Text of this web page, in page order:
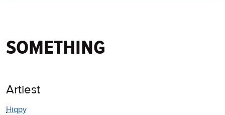
something
Artiest
Hiqpy